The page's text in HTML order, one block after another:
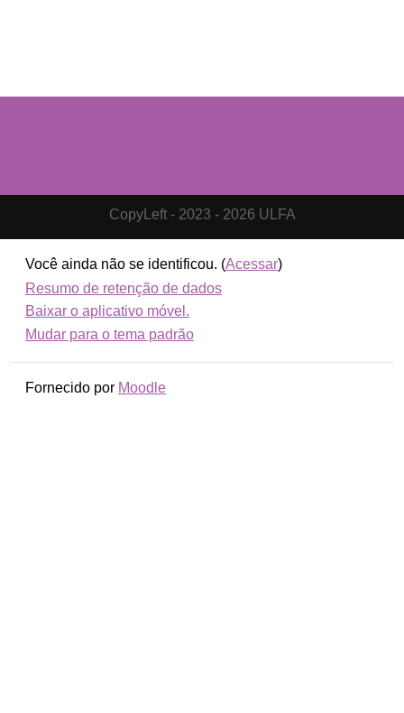
CopyLeft - 2023 - 2026 ULFA
Você ainda não se identificou. (Acessar)
Resumo de retenção de dados
Baixar o aplicativo móvel.
Mudar para o tema padrão
Fornecido por Moodle